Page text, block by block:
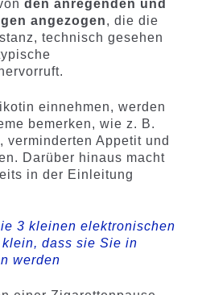
den anregenden und
angezogen, die die
technisch gesehen
einnehmen, werden
bemerken, wie z. B.
verminderten Appetit und
Darüber hinaus macht
in der Einleitung
3 kleinen elektronischen
dass sie Sie in
werden